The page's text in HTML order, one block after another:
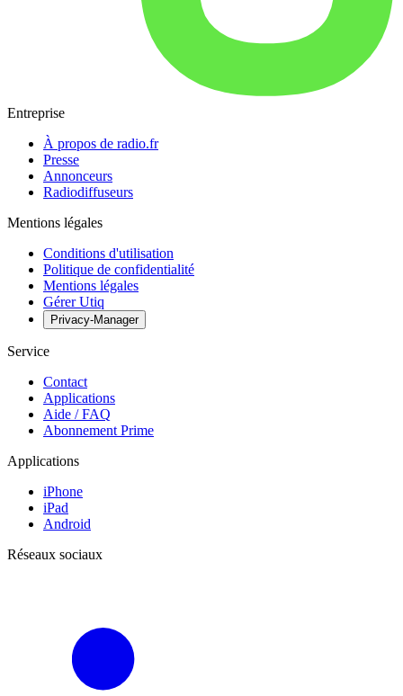
Entreprise
À propos de radio.fr
Presse
Annonceurs
Radiodiffuseurs
Mentions légales
Conditions d'utilisation
Politique de confidentialité
Mentions légales
Gérer Utiq
Privacy-Manager
Service
Contact
Applications
Aide / FAQ
Abonnement Prime
Applications
iPhone
iPad
Android
Réseaux sociaux